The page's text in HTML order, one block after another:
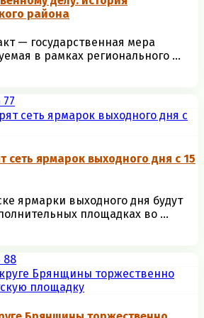
района
— государственная мера
в рамках регионального ...
77
сеть ярмарок выходного дня с 15
ярмарки выходного дня будут
площадках во ...
88